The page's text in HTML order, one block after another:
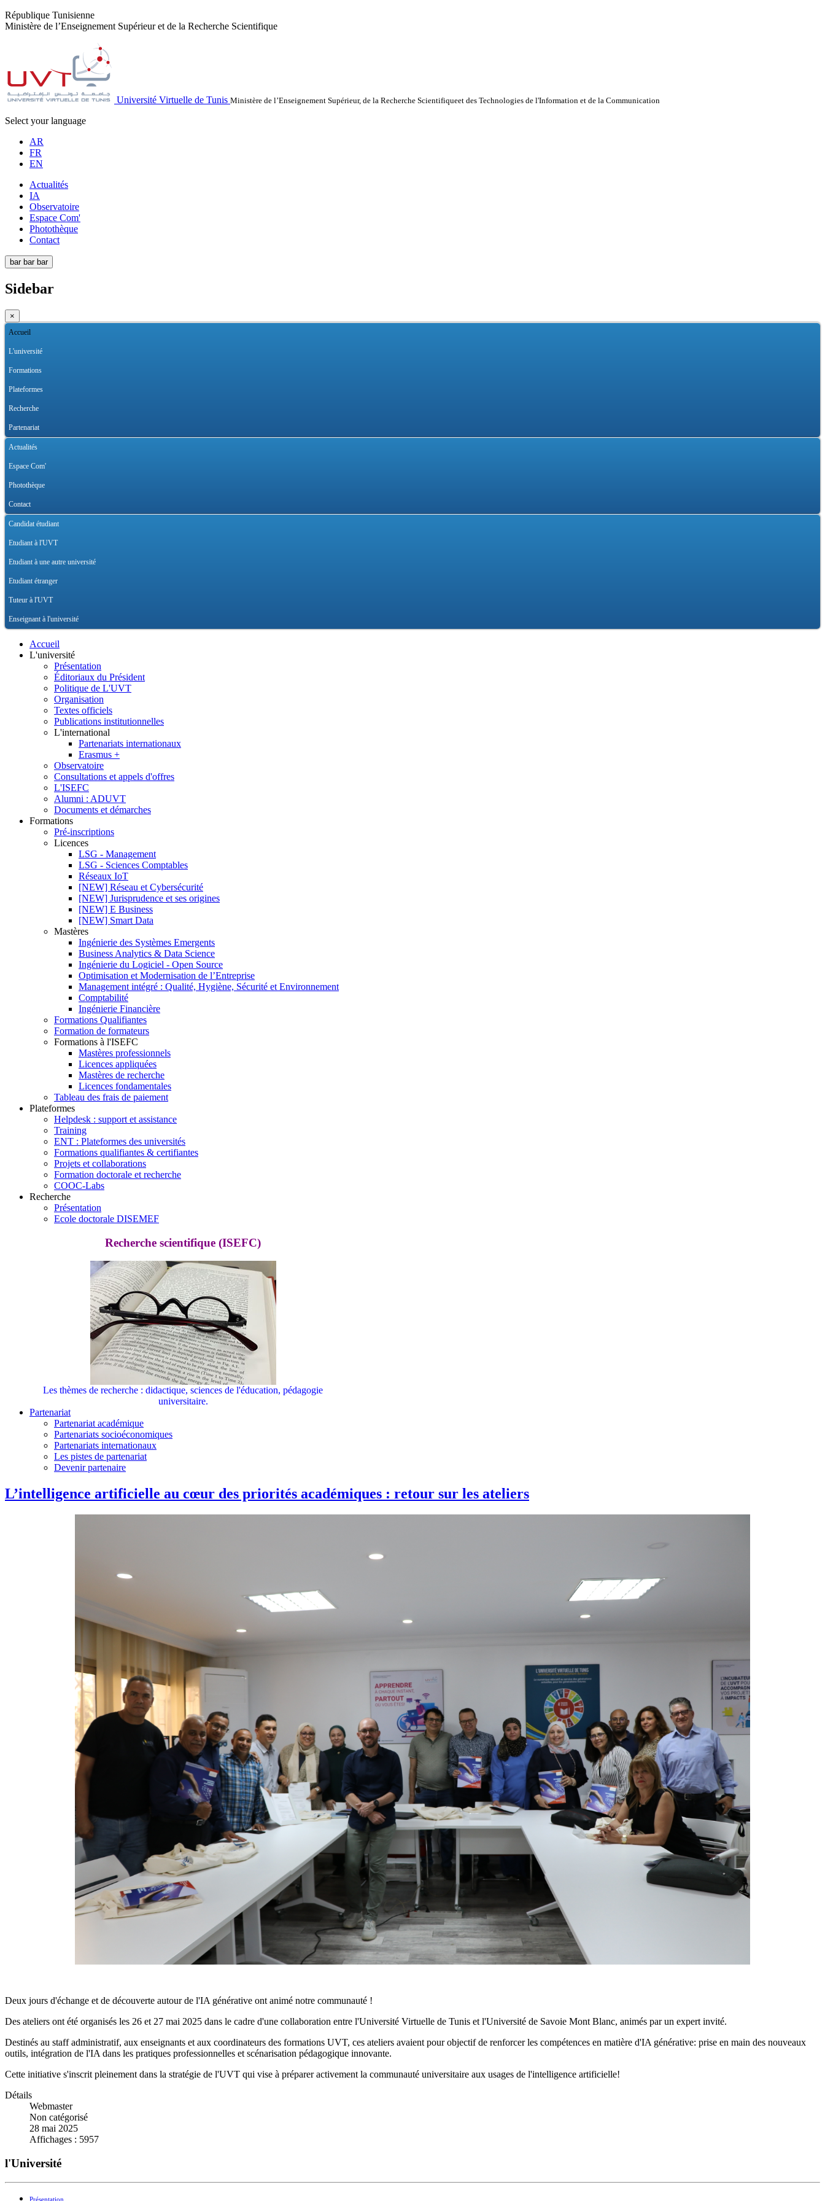
République Tunisienne
Ministère de l’Enseignement Supérieur et de la Recherche Scientifique
Université Virtuelle de Tunis Ministère de l’Enseignement Supérieur, de la Recherche Scientifiqueet des Technologies de l'Information et de la Communication
Select your language
AR
FR
EN
Actualités
IA
Observatoire
Espace Com'
Photothèque
Contact
bar bar bar
Sidebar
×
Accueil
L'université
Formations
Plateformes
Recherche
Partenariat
Actualités
Espace Com'
Photothèque
Contact
Candidat étudiant
Etudiant à l'UVT
Etudiant à une autre université
Etudiant étranger
Tuteur à l'UVT
Enseignant à l'université
Accueil
L'université
Présentation
Éditoriaux du Président
Politique de L'UVT
Organisation
Textes officiels
Publications institutionnelles
L'international
Partenariats internationaux
Erasmus +
Observatoire
Consultations et appels d'offres
L'ISEFC
Alumni : ADUVT
Documents et démarches
Formations
Pré-inscriptions
Licences
LSG - Management
LSG - Sciences Comptables
Réseaux IoT
[NEW] Réseau et Cybersécurité
[NEW] Jurisprudence et ses origines
[NEW] E Business
[NEW] Smart Data
Mastères
Ingénierie des Systèmes Emergents
Business Analytics & Data Science
Ingénierie du Logiciel - Open Source
Optimisation et Modernisation de l’Entreprise
Management intégré : Qualité, Hygiène, Sécurité et Environnement
Comptabilité
Ingénierie Financière
Formations Qualifiantes
Formation de formateurs
Formations à l'ISEFC
Mastères professionnels
Licences appliquées
Mastères de recherche
Licences fondamentales
Tableau des frais de paiement
Plateformes
Helpdesk : support et assistance
Training
ENT : Plateformes des universités
Formations qualifiantes & certifiantes
Projets et collaborations
Formation doctorale et recherche
COOC-Labs
Recherche
Présentation
Ecole doctorale DISEMEF
Recherche scientifique (ISEFC)
Les thèmes de recherche : didactique, sciences de l'éducation, pédagogie
universitaire.
Partenariat
Partenariat académique
Partenariats socioéconomiques
Partenariats internationaux
Les pistes de partenariat
Devenir partenaire
L’intelligence artificielle au cœur des priorités académiques : retour sur les ateliers
Deux jours d'échange et de découverte autour de l'IA générative ont animé notre communauté !
Des ateliers ont été organisés les 26 et 27 mai 2025 dans le cadre d'une collaboration entre l'Université Virtuelle de Tunis et l'Université de Savoie Mont Blanc, animés par un expert invité.
Destinés au staff administratif, aux enseignants et aux coordinateurs des formations UVT, ces ateliers avaient pour objectif de renforcer les compétences en matière d'IA générative: prise en main des nouveaux
outils, intégration de l'IA dans les pratiques professionnelles et scénarisation pédagogique innovante.
Cette initiative s'inscrit pleinement dans la stratégie de l'UVT qui vise à préparer activement la communauté universitaire aux usages de l'intelligence artificielle!
Détails
Webmaster
Non catégorisé
28 mai 2025
Affichages : 5957
l'Université
Présentation